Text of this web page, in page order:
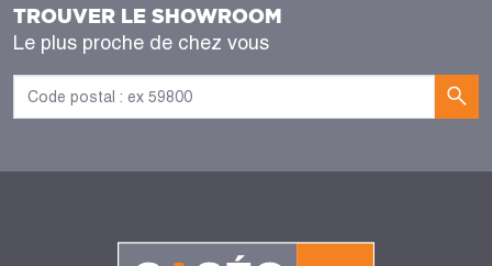
TROUVER LE SHOWROOM
Le plus proche de chez vous